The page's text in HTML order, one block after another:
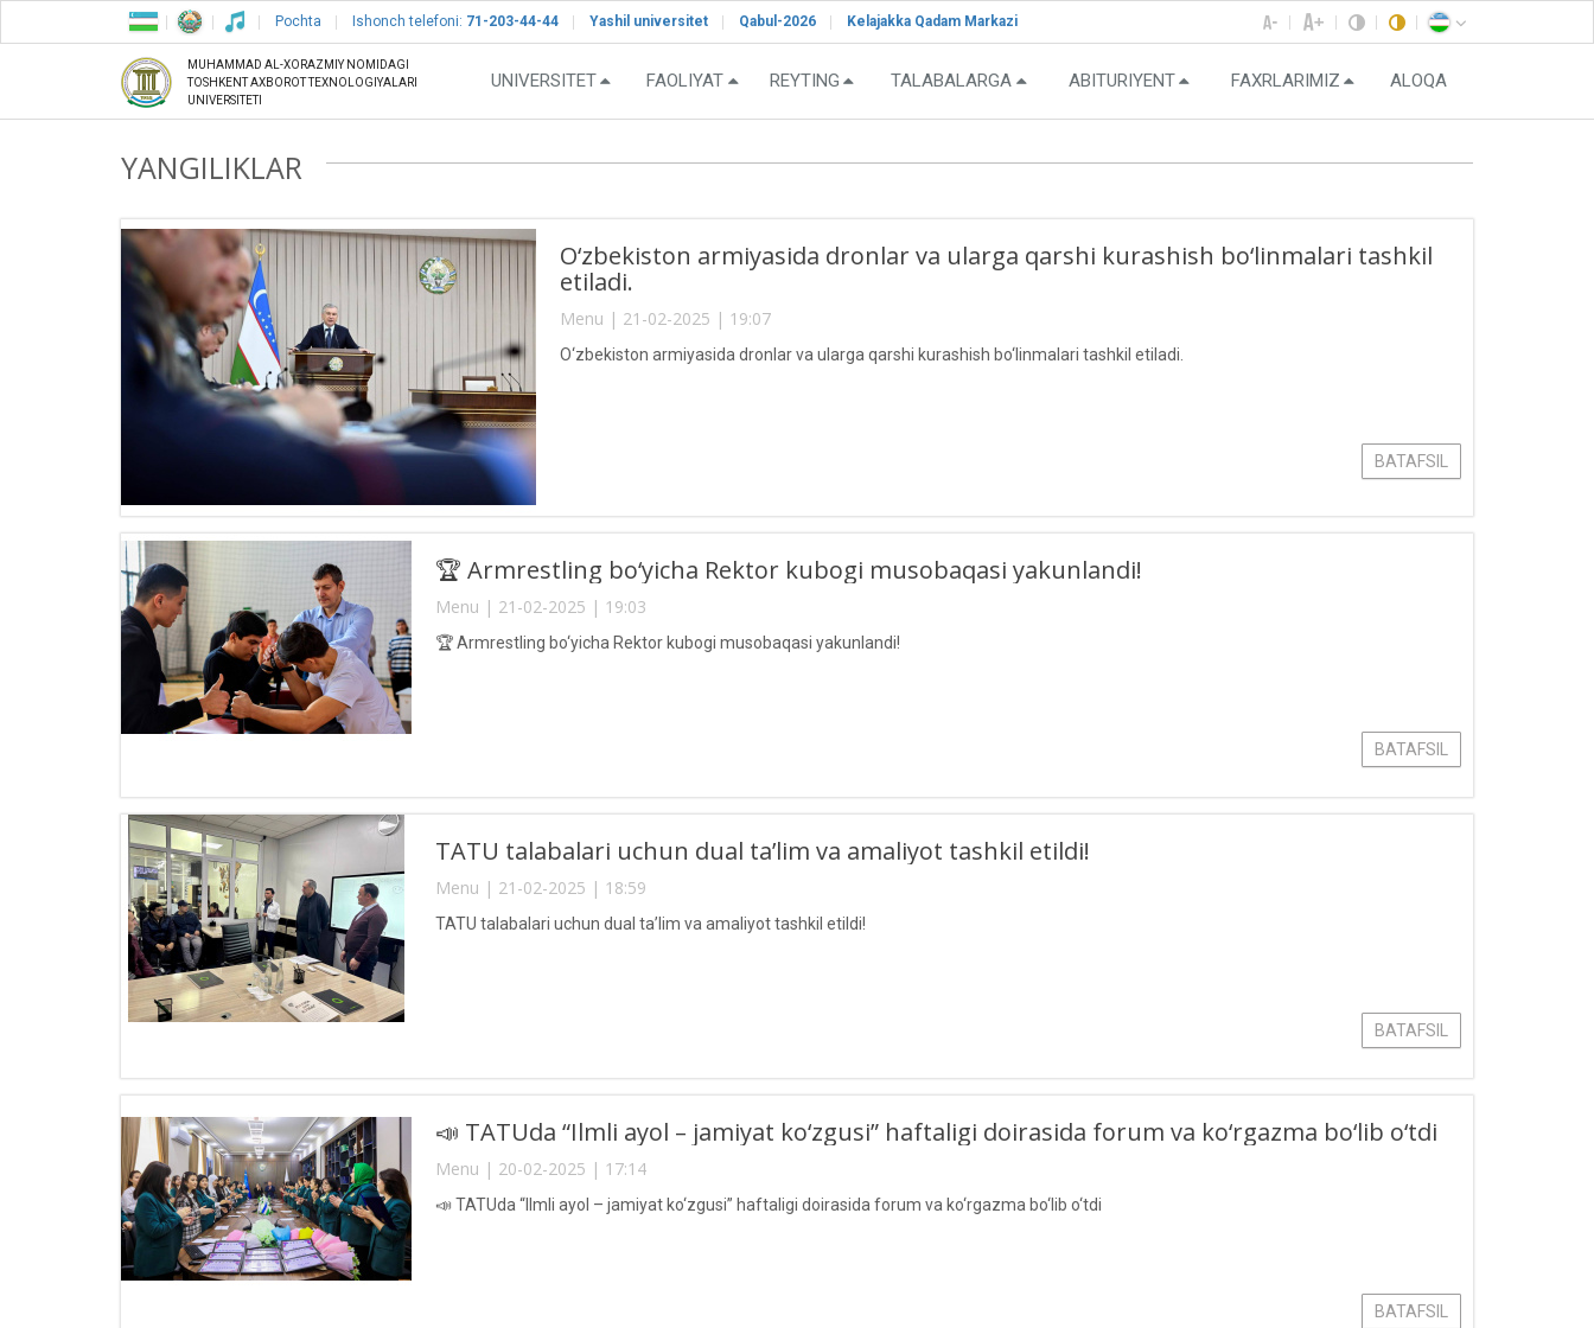
Pochta Ishonch telefoni: 71-203-44-44 Yashil universitet Qabul-2026 Kelajakka Qadam Markazi
MUHAMMAD AL-XORAZMIY NOMIDAGI
TOSHKENT AXBOROT TEXNOLOGIYALARI
UNIVERSITETI
UNIVERSITET FAOLIYAT REYTING TALABALARGA ABITURIYENT FAXRLARIMIZ ALOQA
YANGILIKLAR
O‘zbekiston armiyasida dronlar va ularga qarshi kurashish bo‘linmalari tashkil
etiladi.
Menu | 21-02-2025 | 19:07
O‘zbekiston armiyasida dronlar va ularga qarshi kurashish bo‘linmalari tashkil etiladi.
BATAFSIL
🏆 Armrestling bo‘yicha Rektor kubogi musobaqasi yakunlandi!
Menu | 21-02-2025 | 19:03
🏆 Armrestling bo‘yicha Rektor kubogi musobaqasi yakunlandi!
BATAFSIL
TATU talabalari uchun dual ta’lim va amaliyot tashkil etildi!
Menu | 21-02-2025 | 18:59
TATU talabalari uchun dual ta’lim va amaliyot tashkil etildi!
BATAFSIL
📣 TATUda “Ilmli ayol – jamiyat ko‘zgusi” haftaligi doirasida forum va ko‘rgazma bo‘lib o‘tdi
Menu | 20-02-2025 | 17:14
📣 TATUda “Ilmli ayol – jamiyat ko‘zgusi” haftaligi doirasida forum va ko‘rgazma bo‘lib o‘tdi
BATAFSIL